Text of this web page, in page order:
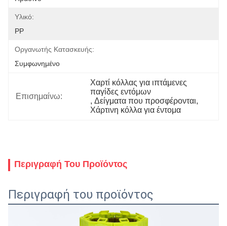
Υλικό:
PP
Οργανωτής Κατασκευής:
Συμφωνημένο
Επισημαίνω:
Χαρτί κόλλας για ιπτάμενες
παγίδες εντόμων
, Δείγματα που προσφέρονται,
Χάρτινη κόλλα για έντομα
Περιγραφή Του Προϊόντος
Περιγραφή του προϊόντος